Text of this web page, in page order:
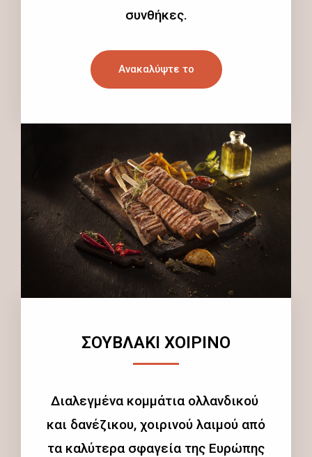
συνθήκες.
Ανακαλύψτε το
ΣΟΥΒΛΑΚΙ ΧΟΙΡΙΝΟ
Διαλεγμένα κομμάτια ολλανδικού
και δανέζικου, χοιρινού λαιμού από
τα καλύτερα σφαγεία της Ευρώπης